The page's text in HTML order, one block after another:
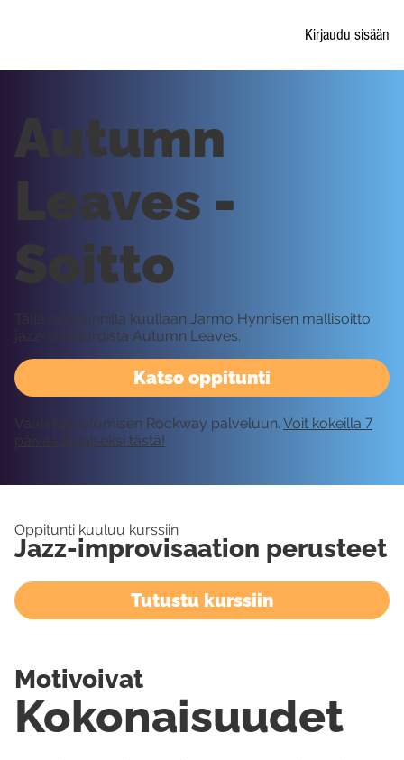
Kirjaudu sisään
Katso oppitunti
Autumn
Leaves -
Soitto
Tällä opptiunnilla kuullaan Jarmo Hynnisen mallisoitto
jazz-standardista Autumn Leaves.
Vaatii kirjautumisen Rockway palveluun. Voit kokeilla 7
päivää ilmaiseksi tästä!
Oppitunti kuuluu kurssiin
Jazz-improvisaation perusteet
Tutustu kurssiin
Kokonaisuudet
Motivoivat